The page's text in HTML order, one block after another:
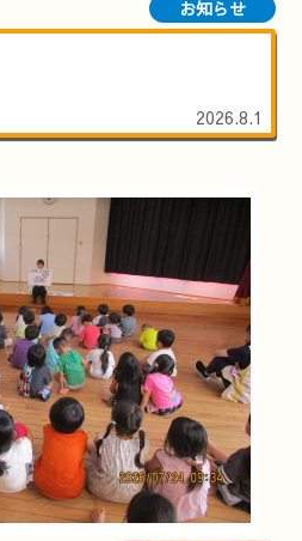
お知らせ
2026.8.1